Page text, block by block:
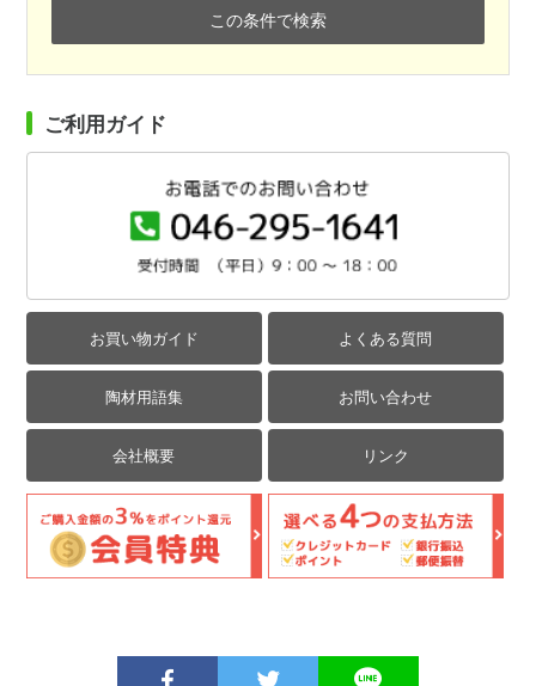
この条件で検索
ご利用ガイド
お買い物ガイド よくある質問
陶材用語集 お問い合わせ
会社概要 リンク